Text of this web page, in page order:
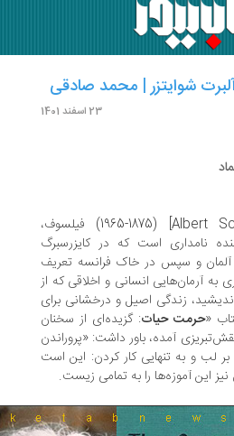
شوایتزر | محمد صادقی
[Albert Schweitzer] (1965-1875) فیلسوف،
است که در کایزرسبرگ
سپس در خاک فرانسه تعریف
انسانی و اخلاقی که از
زندگی اصیل و درخشانی برای
حیات: گزیده‌ای از سخنان
آمده، باور داشت: «پروراندن
تنهایی کار کردن: این است
را به تمامی زیست.